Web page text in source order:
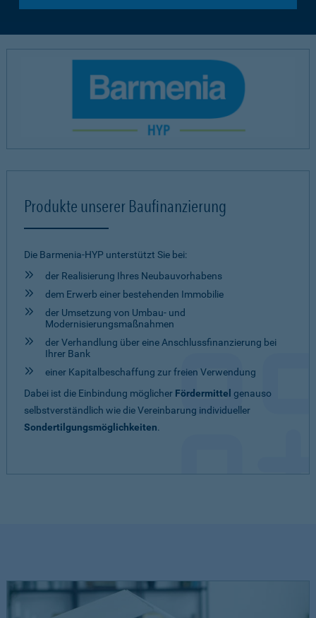
Produkte unserer Baufinanzierung
Die Barmenia-HYP unterstützt Sie bei:
der Realisierung Ihres Neubauvorhabens
dem Erwerb einer bestehenden Immobilie
der Umsetzung von Umbau- und
Modernisierungsmaßnahmen
der Verhandlung über eine Anschlussfinanzierung bei
Ihrer Bank
einer Kapitalbeschaffung zur freien Verwendung
Dabei ist die Einbindung möglicher Fördermittel genauso
selbstverständlich wie die Vereinbarung individueller
Sondertilgungsmöglichkeiten.